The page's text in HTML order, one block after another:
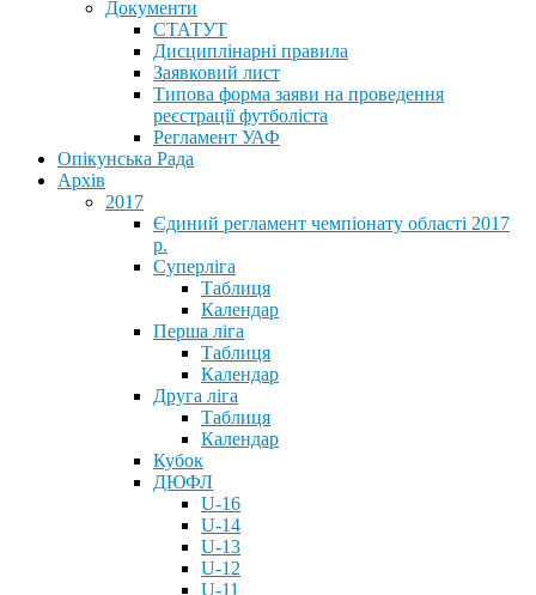
Документи
СТАТУТ
Дисциплінарні правила
Заявковий лист
Типова форма заяви на проведення
реєстрації футболіста
Регламент УАФ
Опікунська Рада
Архів
2017
Єдиний регламент чемпіонату області 2017
р.
Суперліга
Таблиця
Календар
Перша ліга
Таблиця
Календар
Друга ліга
Таблиця
Календар
Кубок
ДЮФЛ
U-16
U-14
U-13
U-12
U-11